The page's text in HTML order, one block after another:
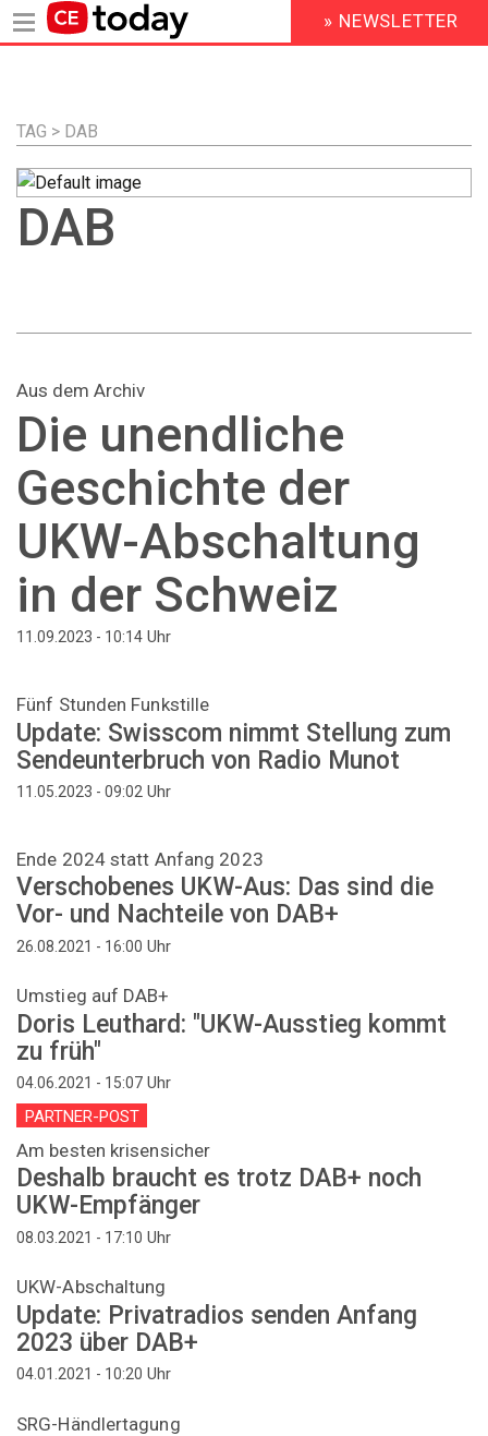
Inhalt
HEADER
MENU
» NEWSLETTER
TAG > DAB
DAB
Aus dem Archiv
Die unendliche
Geschichte der
UKW-Abschaltung
in der Schweiz
11.09.2023 - 10:14 Uhr
Fünf Stunden Funkstille
Update: Swisscom nimmt Stellung zum
Sendeunterbruch von Radio Munot
11.05.2023 - 09:02 Uhr
Ende 2024 statt Anfang 2023
Verschobenes UKW-Aus: Das sind die
Vor- und Nachteile von DAB+
26.08.2021 - 16:00 Uhr
Umstieg auf DAB+
Doris Leuthard: "UKW-Ausstieg kommt
zu früh"
04.06.2021 - 15:07 Uhr
PARTNER-POST
Am besten krisensicher
Deshalb braucht es trotz DAB+ noch
UKW-Empfänger
08.03.2021 - 17:10 Uhr
UKW-Abschaltung
Update: Privatradios senden Anfang
2023 über DAB+
04.01.2021 - 10:20 Uhr
SRG-Händlertagung